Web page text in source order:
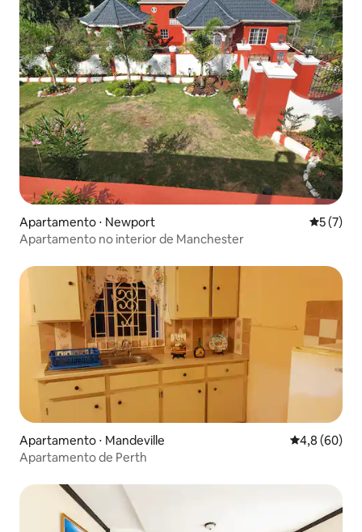
Apartamento ⋅ Newport 5 de
5 (7)
Apartamento no interior de Manchester
Apartamento ⋅ Mandeville 4,8 de uma
4,8 (60)
Apartamento de Perth